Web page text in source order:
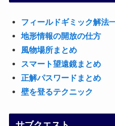
フィールドギミック解法
地形情報の開放の仕方
風物場所まとめ
スマート望遠鏡まとめ
正解パスワードまとめ
壁を登るテクニック